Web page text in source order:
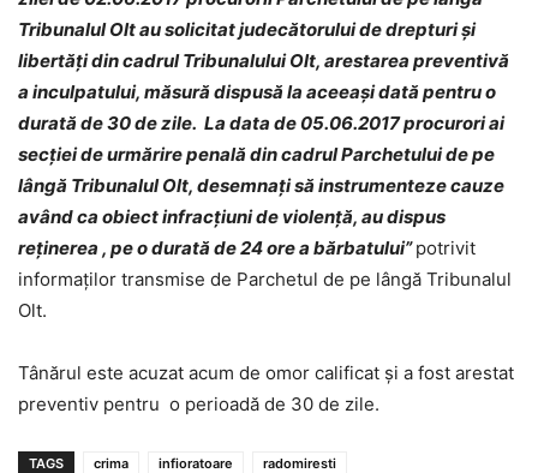
Tribunalul Olt au solicitat judecătorului de drepturi şi
libertăţi din cadrul Tribunalului Olt, arestarea preventivă
a inculpatului, măsură dispusă la aceeaşi dată pentru o
durată de 30 de zile. La data de 05.06.2017 procurori ai
secţiei de urmărire penală din cadrul Parchetului de pe
lângă Tribunalul Olt, desemnaţi să instrumenteze cauze
având ca obiect infracţiuni de violenţă, au dispus
reţinerea , pe o durată de 24 ore a bărbatului”potrivit
informaților transmise de Parchetul de pe lângă Tribunalul
Olt.
Tânărul este acuzat acum de omor calificat și a fost arestat
preventiv pentru o perioadă de 30 de zile.
TAGS crima infioratoare radomiresti